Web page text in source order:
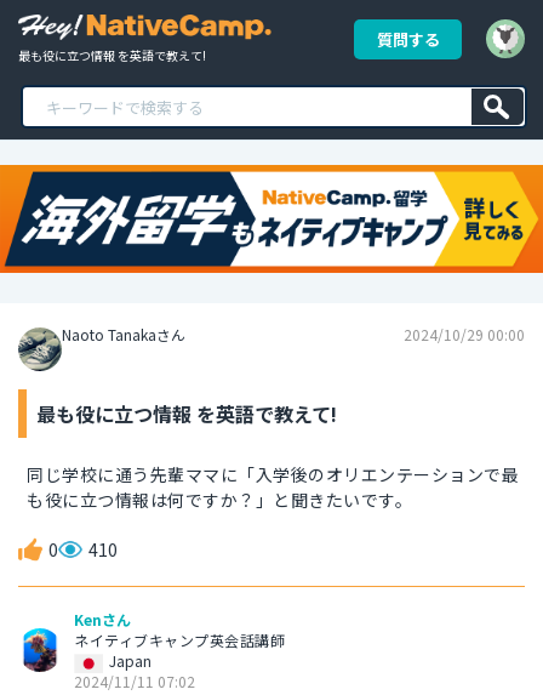
最も役に立つ情報 を英語で教えて!
質問する
Naoto Tanakaさん 2024/10/29 00:00
最も役に立つ情報 を英語で教えて!
同じ学校に通う先輩ママに「入学後のオリエンテーションで最
も役に立つ情報は何ですか？」と聞きたいです。
0 410
Kenさん
ネイティブキャンプ英会話講師
Japan
2024/11/11 07:02